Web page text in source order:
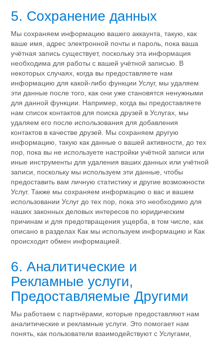
5. Сохранение данных
Мы сохраняем информацию вашего аккаунта, такую, ​​как
ваше имя, адрес электронной почты и пароль, пока ваша
учётная запись существует, поскольку эта информация
необходима для работы с вашей учётной записью. В
некоторых случаях, когда вы предоставляете нам
информацию для какой-либо функции Услуг, мы удаляем
эти данные после того, как они уже становятся ненужными
для данной функции. Например, когда вы предоставляете
нам список контактов для поиска друзей в Услугах, мы
удаляем его после использования для добавления
контактов в качестве друзей. Мы сохраняем другую
информацию, такую ​​как данные о вашей активности, до тех
пор, пока вы не используете настройки учётной записи или
иные инструменты для удаления ваших данных или учётной
записи, поскольку мы используем эти данные, чтобы
предоставить вам личную статистику и другие возможности
Услуг. Также мы сохраняем информацию о вас и вашем
использовании Услуг до тех пор, пока это необходимо для
наших законных деловых интересов по юридическим
причинам и для предотвращения ущерба, в том числе, как
описано в разделах Как мы используем информацию и Как
происходит обмен информацией.
6. Аналитические и
Рекламные услуги,
Предоставляемые Другими
Мы работаем с партнёрами, которые предоставляют нам
аналитические и рекламные услуги. Это помогает нам
понять, как пользователи взаимодействуют с Услугами,